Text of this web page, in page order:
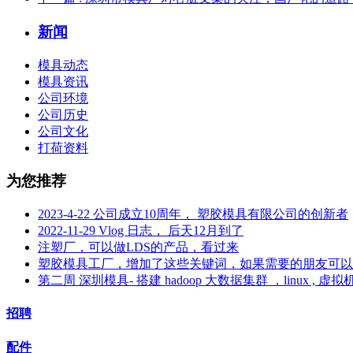
新闻
模具动态
模具资讯
公司环境
公司历史
公司文化
打荷资料
为您推荐
2023-4-22 公司成立10周年， 塑胶模具有限公司的创新者
2022-11-29 Vlog 日志， 后天12月到了
注塑厂，可以做LDS的产品，看过来
塑胶模具工厂，增加了这些关键词，如果需要的朋友可
第二周 深圳模具- 搭建 hadoop 大数据集群 ，linux , 虚拟
招聘
配件